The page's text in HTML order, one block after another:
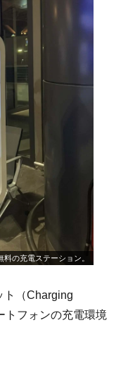
の充電ステーション。
ト（Charging
トフォンの充電環境